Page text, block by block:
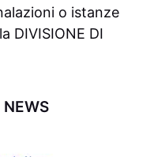
o istanze
DIVISIONE DI
NEWS